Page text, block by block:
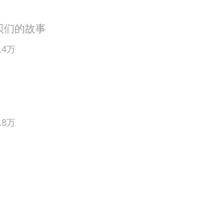
们的故事
万
万